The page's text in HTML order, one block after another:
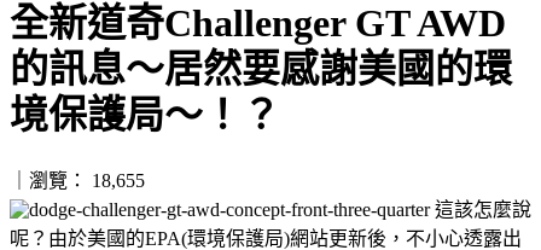
全新道奇Challenger GT AWD
的訊息～居然要感謝美國的環
境保護局～！？
｜瀏覽： 18,655
這該怎麼說
呢？由於美國的EPA(環境保護局)網站更新後，不小心透露出